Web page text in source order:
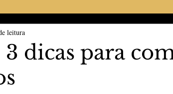
Saúde & Bem Estar
Business
dicas para
leitura